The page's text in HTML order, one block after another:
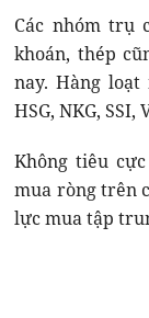
Các nhóm trụ
khoán, thép
nay. Hàng loạt
HSG, NKG, SSI,
Không tiêu
mua ròng trên
lực mua tập